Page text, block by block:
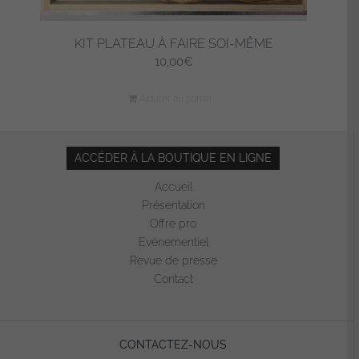
KIT PLATEAU À FAIRE SOI-MÊME
10,00€
ACCÉDER À LA BOUTIQUE EN LIGNE
Accueil
Présentation
Offre pro
Evénementiel
Revue de presse
Contact
CONTACTEZ-NOUS